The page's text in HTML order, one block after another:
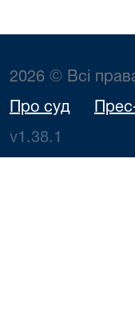
2026 © Всі
Про суд
v1.38.1